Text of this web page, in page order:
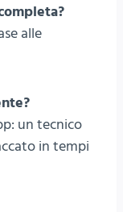
alle
un tecnico
in tempi